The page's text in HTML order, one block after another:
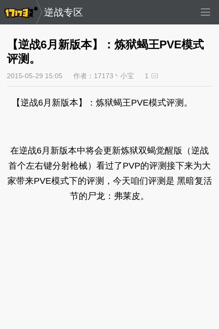
逆战专区
【逆战6月新版本】：炼狱蝎王PVE模式
评测。
2015-05-29 15:05 作者：17173丶小宝 1
【逆战6月新版本】：炼狱蝎王PVE模式评测。
在逆战6月新版本中将会更新炼狱双蝎觉醒版（逆战
首个左右键分射枪械）看过了PVP的评测接下来为大
家带来PVE模式下的评测，今天咱们评测是 黑暗复活
节的尸龙：弗莱皮。